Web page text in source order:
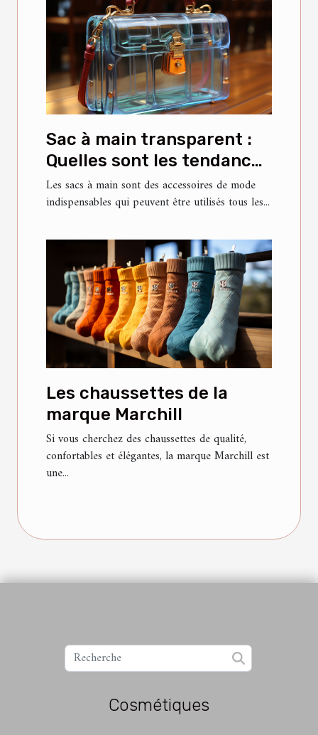
Sac à main transparent :
Quelles sont les tendances
actuelles et ce qu'il faut
savoir à ce sujet ?
Les sacs à main sont des accessoires de mode
indispensables qui peuvent être utilisés tous les...
Les chaussettes de la
marque Marchill
Si vous cherchez des chaussettes de qualité,
confortables et élégantes, la marque Marchill est
une...
Cosmétiques